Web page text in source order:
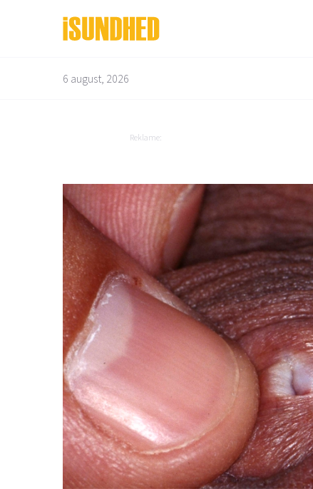
Børn og graviditet
Mad og vitaminer
Mandens helbred
Mave og tarm
Mund og tænder
Overvægt
6 august, 2026
Reklame: